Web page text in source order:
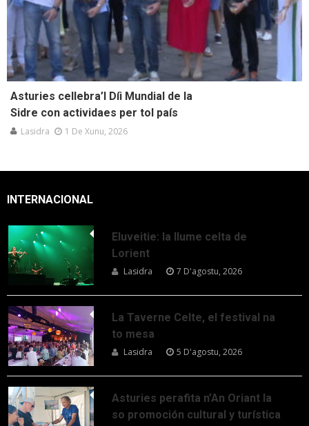
Asturies cellebra’l Díi Mundial de la
Sidre con actividaes per tol país
Lasidra 1 De Xunu, 2026
INTERNACIONAL
Eluveitie: la llume celta de
Lorient
Lasidra 7 D'agostu, 2026
La Taverne Celte, el festival na
to mesa
Lasidra 5 D'agostu, 2026
Asturies perafita n’An Oriant la
so promoción cultural y turística